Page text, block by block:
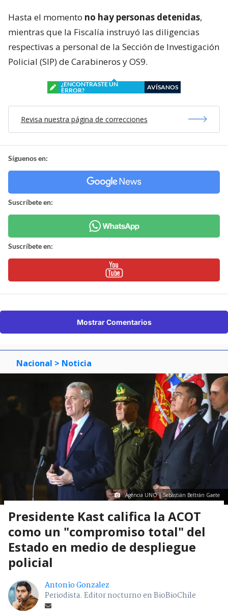
Hasta el momento no hay personas detenidas,
mientras que la Fiscalía instruyó las diligencias
respectivas a personal de la Sección de Investigación
Policial (SIP) de Carabineros y OS9.
¿ENCONTRASTE UN
ERROR?
AVÍSANOS
Revisa nuestra página de correcciones
Síguenos en:
Suscríbete en:
Suscríbete en:
Mostrar Comentarios
Nacional > Noticia
Agencia UNO | Sebastián Beltrán Gaete
Presidente Kast califica la ACOT
como un "compromiso total" del
Estado en medio de despliegue
policial
Antonio Gonzalez
Periodista. Editor nocturno en BioBioChile